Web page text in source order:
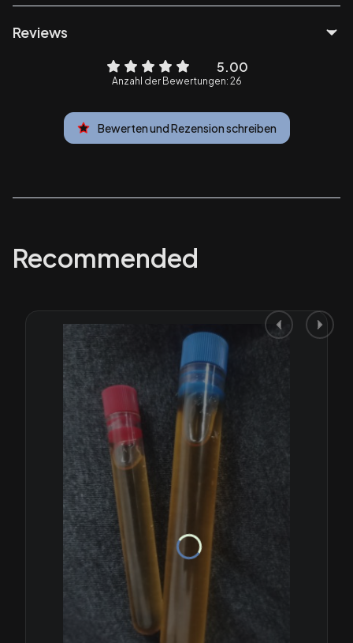
Reviews
5.00
Anzahl der Bewertungen: 26
Bewerten und Rezension schreiben
Recommended